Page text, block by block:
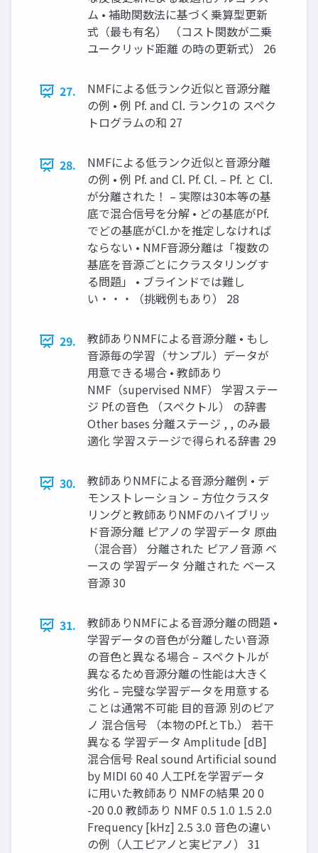
ム • 補助関数法に基づく乗算型更新
式（最も有名） （コスト関数が二乗
ユークリッド距離 の時の更新式） 26
27.
NMFによる低ランク近似と音源分離
の例 • 例 Pf. and Cl. ランク1の スペク
トログラムの和 27
28.
NMFによる低ランク近似と音源分離
の例 • 例 Pf. and Cl. Pf. Cl. – Pf. と Cl.
が分離された！ – 実際は30本等の基
底で混合信号を分解 • どの基底がPf.
でどの基底がCl.かを推定しなければ
ならない • NMF音源分離は「複数の
基底を音源ごとにクラスタリングす
る問題」 • ブラインドでは難し
い・・・（挑戦例もあり） 28
29.
教師ありNMFによる音源分離 • もし
音源毎の学習（サンプル）データが
用意できる場合 • 教師あり
NMF（supervised NMF） 学習ステー
ジ Pf.の音色 （スペクトル） の辞書
Other bases 分離ステージ , , のみ最
適化 学習ステージで得られる辞書 29
30.
教師ありNMFによる音源分離例 • デ
モンストレーション – 方位クラスタ
リングと教師ありNMFのハイブリッ
ド音源分離 ピアノの 学習データ 原曲
（混合音） 分離された ピアノ音源 ベ
ースの 学習データ 分離された ベース
音源 30
31.
教師ありNMFによる音源分離の問題 •
学習データの音色が分離したい音源
の音色と異なる場合 – スペクトルが
異なるため音源分離の性能は大きく
劣化 – 完璧な学習データを用意する
ことは通常不可能 目的音源 別のピア
ノ 混合信号 （本物のPf.とTb.） 若干
異なる 学習データ Amplitude [dB]
混合信号 Real sound Artificial sound
by MIDI 60 40 人工Pf.を学習データ
に用いた教師あり NMFの結果 20 0
-20 0.0 教師あり NMF 0.5 1.0 1.5 2.0
Frequency [kHz] 2.5 3.0 音色の違い
の例（人工ピアノと実ピアノ） 31